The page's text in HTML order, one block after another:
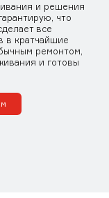
и решения
что
все
в кратчайшие
ремонтом,
и готовы